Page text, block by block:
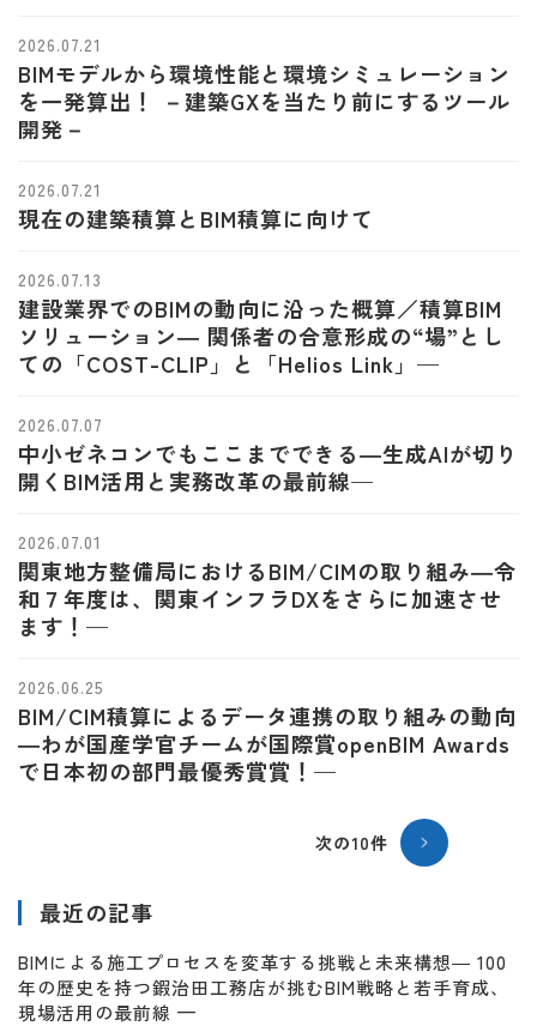
2026.07.21
BIMモデルから環境性能と環境シミュレーション
を一発算出！ －建築GXを当たり前にするツール
開発－
2026.07.21
現在の建築積算とBIM積算に向けて
2026.07.13
建設業界でのBIMの動向に沿った概算／積算BIM
ソリューション― 関係者の合意形成の“場”とし
ての「COST-CLIP」と「Helios Link」—
2026.07.07
中小ゼネコンでもここまでできる―生成AIが切り
開くBIM活用と実務改革の最前線—
2026.07.01
関東地方整備局におけるBIM/CIMの取り組み―令
和７年度は、関東インフラDXをさらに加速させ
ます！—
2026.06.25
BIM/CIM積算によるデータ連携の取り組みの動向
―わが国産学官チームが国際賞openBIM Awards
で日本初の部門最優秀賞賞！—
次の10件
最近の記事
BIMによる施工プロセスを変革する挑戦と未来構想― 100
年の歴史を持つ鍜治田工務店が挑むBIM戦略と若手育成、
現場活用の最前線 —